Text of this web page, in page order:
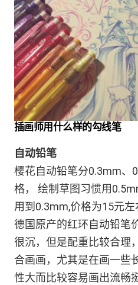
插画师用什么样的勾线笔
自动铅笔
樱花自动铅笔分0.3mm、
格， 绘制草图习惯用
用到0.3mm,价格为15元左
德国原产的红环自动铅笔
很沉，但是配重比较合理
合画画，尤其是在画一些
性大而比较容易画出流畅